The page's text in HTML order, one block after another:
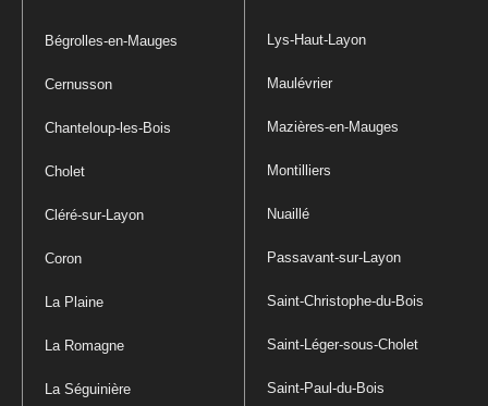
Bégrolles-en-Mauges
Cernusson
Chanteloup-les-Bois
Cholet
Cléré-sur-Layon
Coron
La Plaine
La Romagne
La Séguinière
Lys-Haut-Layon
Maulévrier
Mazières-en-Mauges
Montilliers
Nuaillé
Passavant-sur-Layon
Saint-Christophe-du-Bois
Saint-Léger-sous-Cholet
Saint-Paul-du-Bois